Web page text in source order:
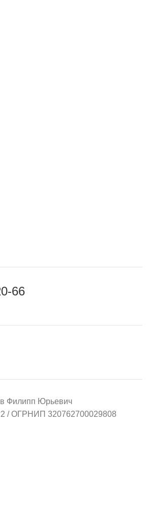
66
Филипп Юрьевич
/ ОГРНИП 320762700029808